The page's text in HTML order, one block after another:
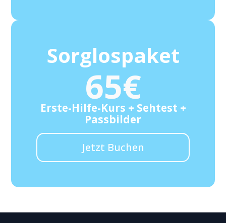
Sorglospaket
65€
Erste-Hilfe-Kurs + Sehtest +
Passbilder
Jetzt Buchen